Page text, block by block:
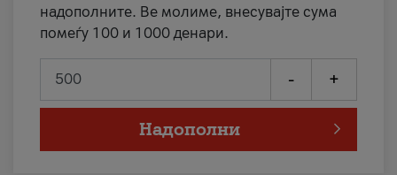
надополните. Ве молиме, внесувајте сума
помеѓу 100 и 1000 денари.
- +
Надополни